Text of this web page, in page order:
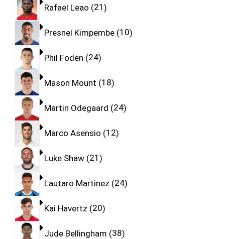
Rafael Leao 21
Presnel Kimpembe 10
Phil Foden 24
Mason Mount 18
Martin Odegaard 24
Marco Asensio 12
Luke Shaw 21
Lautaro Martinez 24
Kai Havertz 20
Jude Bellingham 38